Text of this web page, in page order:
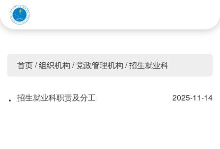
首页/组织机构 /党政管理机构 /招生就业科
2025-11-14
· 招生就业科职责及分工